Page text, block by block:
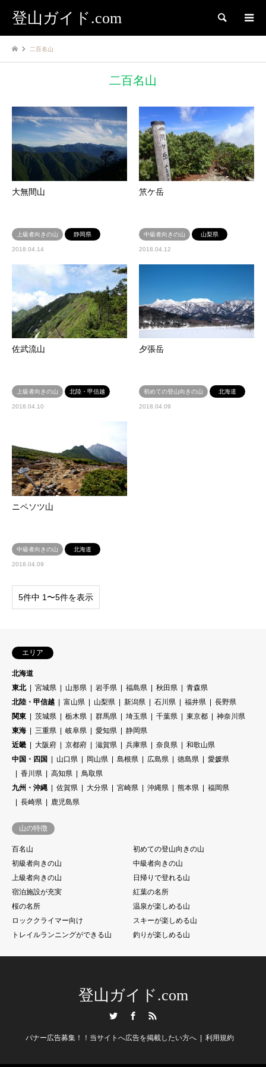
登山ガイド.com 検索
二百名山
二百名山
大無間山
上級者向きの山 静岡県
2018.04.14
笊ケ岳
中級者向きの山 山梨県
2018.04.12
佐武流山
上級者向きの山 北陸・甲信越
2018.04.10
夕張岳
初めての登山向きの山 北海道
2018.04.09
ニペソツ山
中級者向きの山 北海道
2018.04.09
5件中 1〜5件を表示
エリア
北海道
東北
宮城県 山形県 岩手県 福島県 秋田県
青森県
北陸・甲信越
富山県 山梨県 新潟県 石川県 福井県
長野県
関東
茨城県 栃木県 群馬県 埼玉県 千葉県 東京都
神奈川県
東海
三重県 岐阜県 愛知県
静岡県
近畿
大阪府 京都府 滋賀県 兵庫県 奈良県
和歌山県
中国・四国
山口県 岡山県 島根県 広島県 徳島県
愛媛県
香川県
高知県
鳥取県
九州・沖縄
佐賀県 大分県 宮崎県 沖縄県 熊本県
福岡県
長崎県
鹿児島県
山の特徴
百名山
初めての登山向きの山
初級者向きの山
中級者向きの山
上級者向きの山
日帰りで登れる山
宿泊施設が充実
紅葉の名所
桜の名所
温泉が楽しめる山
ロッククライマー向け
スキーが楽しめる山
トレイルランニングができる山
釣りが楽しめる山
登山ガイド.com
バナー広告募集！！当サイトへ広告を掲載したい方へ 利用規約